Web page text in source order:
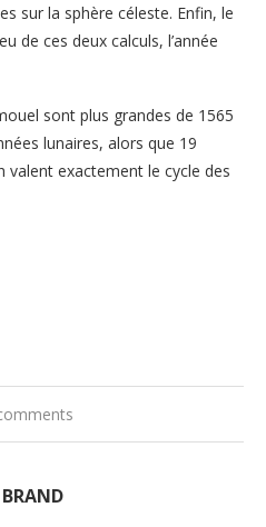
sur la sphère céleste. Enfin, le
de ces deux calculs, l’année
sont plus grandes de 1565
lunaires, alors que 19
valent exactement le cycle des